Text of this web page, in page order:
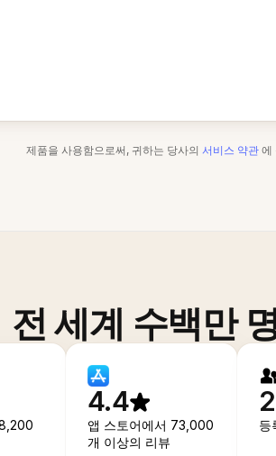
제품을 사용함으로써, 귀하는 당사의 서비스 약관 에
전 세계 수백만
4.4
앱 스토어에서 73,000
개 이상의 리뷰
등